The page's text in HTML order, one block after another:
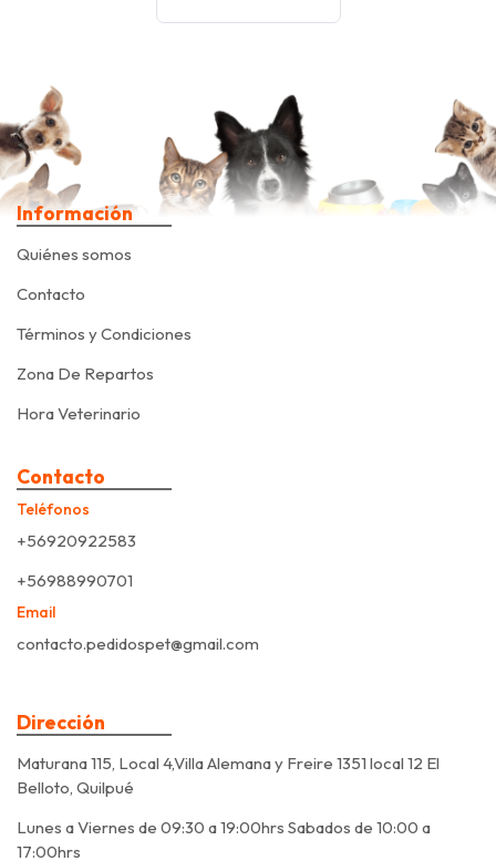
Información
Quiénes somos
Contacto
Términos y Condiciones
Zona De Repartos
Hora Veterinario
Contacto
Teléfonos
+56920922583
+56988990701
Email
contacto.pedidospet@gmail.com
Dirección
Maturana 115, Local 4,Villa Alemana y Freire 1351 local 12 El
Belloto, Quilpué
Lunes a Viernes de 09:30 a 19:00hrs Sabados de 10:00 a
17:00hrs